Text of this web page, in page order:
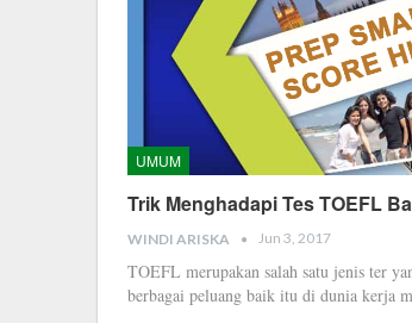
UMUM
Trik Menghadapi Tes TOEFL
WINDI ARISKA Jun 3, 2017
TOEFL merupakan salah satu jenis ter
berbagai peluang baik itu di dunia kerja